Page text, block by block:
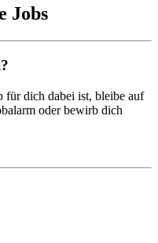
Jobs
für dich dabei ist, bleibe auf
oder bewirb dich